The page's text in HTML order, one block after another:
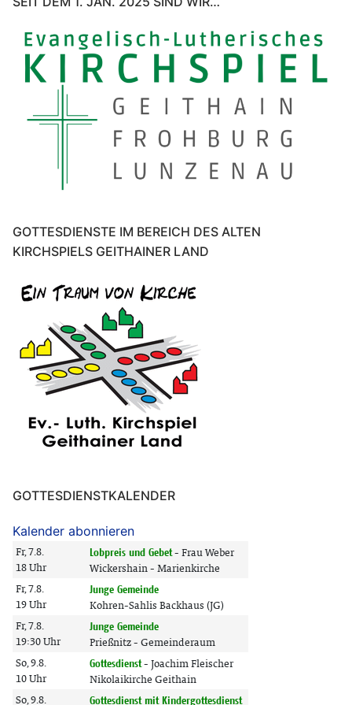
GOTTESDIENSTE IM BEREICH DES ALTEN
KIRCHSPIELS GEITHAINER LAND
GOTTESDIENSTKALENDER
Kalender abonnieren